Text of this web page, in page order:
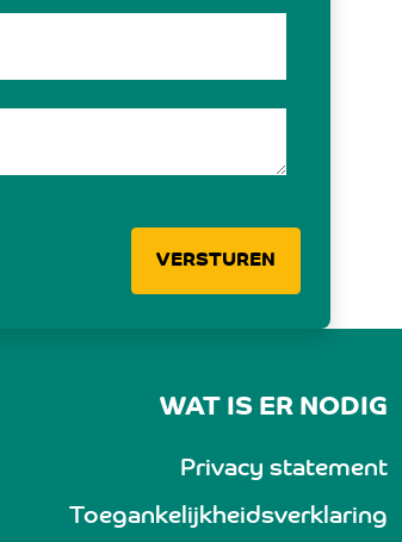
VERSTUREN
WAT IS ER NODIG
Privacy statement
Toegankelijkheidsverklaring